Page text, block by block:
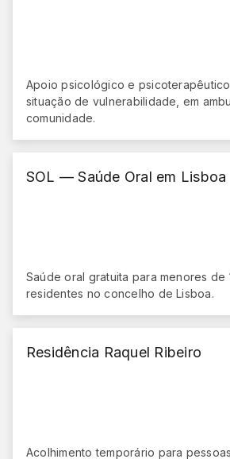
Apoio psicológico e
situação de vulnerabilidade, em
comunidade.
SOL — Saúde Oral em Lisboa
Saúde oral gratuita para menores de
residentes no concelho de Lisboa.
Residência Raquel Ribeiro
Acolhimento temporário para